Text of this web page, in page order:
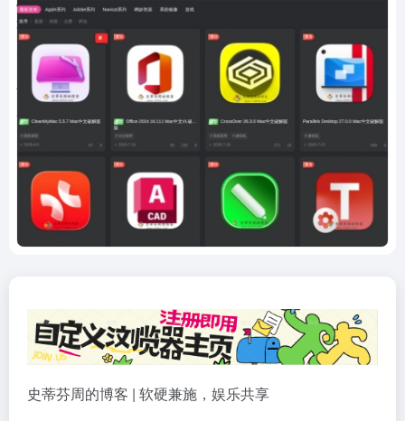
史蒂芬周的博客 | 软硬兼施，娱乐共享